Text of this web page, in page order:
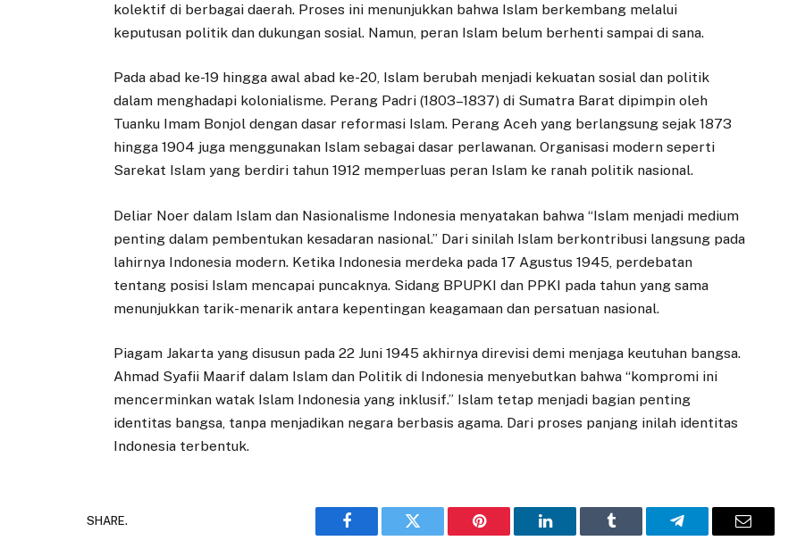
kolektif di berbagai daerah. Proses ini menunjukkan bahwa Islam berkembang melalui
keputusan politik dan dukungan sosial. Namun, peran Islam belum berhenti sampai di sana.
Pada abad ke-19 hingga awal abad ke-20, Islam berubah menjadi kekuatan sosial dan politik
dalam menghadapi kolonialisme. Perang Padri (1803–1837) di Sumatra Barat dipimpin oleh
Tuanku Imam Bonjol dengan dasar reformasi Islam. Perang Aceh yang berlangsung sejak 1873
hingga 1904 juga menggunakan Islam sebagai dasar perlawanan. Organisasi modern seperti
Sarekat Islam yang berdiri tahun 1912 memperluas peran Islam ke ranah politik nasional.
Deliar Noer dalam Islam dan Nasionalisme Indonesia menyatakan bahwa “Islam menjadi medium
penting dalam pembentukan kesadaran nasional.” Dari sinilah Islam berkontribusi langsung pada
lahirnya Indonesia modern. Ketika Indonesia merdeka pada 17 Agustus 1945, perdebatan
tentang posisi Islam mencapai puncaknya. Sidang BPUPKI dan PPKI pada tahun yang sama
menunjukkan tarik-menarik antara kepentingan keagamaan dan persatuan nasional.
Piagam Jakarta yang disusun pada 22 Juni 1945 akhirnya direvisi demi menjaga keutuhan bangsa.
Ahmad Syafii Maarif dalam Islam dan Politik di Indonesia menyebutkan bahwa “kompromi ini
mencerminkan watak Islam Indonesia yang inklusif.” Islam tetap menjadi bagian penting
identitas bangsa, tanpa menjadikan negara berbasis agama. Dari proses panjang inilah identitas
Indonesia terbentuk.
SHARE.
Facebook Twitter Pinterest LinkedIn Tumblr Telegram Email